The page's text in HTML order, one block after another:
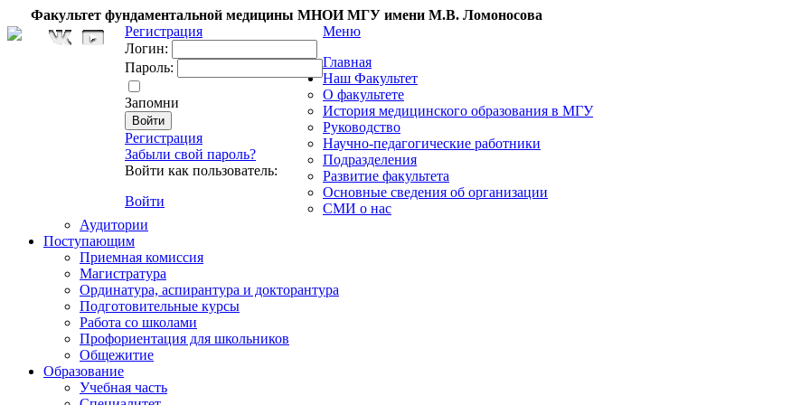
Факультет фундаментальной медицины МНОИ МГУ имени М.В. Ломоносова
Регистрация
Логин:
Пароль:
Запомни
Регистрация
Забыли свой пароль?
Войти как пользователь:
Войти
Меню
Главная
Наш Факультет
О факультете
История медицинского образования в МГУ
Руководство
Научно-педагогические работники
Подразделения
Развитие факультета
Основные сведения об организации
СМИ о нас
Аудитории
Поступающим
Приемная комиссия
Магистратура
Ординатура, аспирантура и докторантура
Подготовительные курсы
Работа со школами
Профориентация для школьников
Общежитие
Образование
Учебная часть